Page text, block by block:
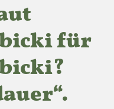
für